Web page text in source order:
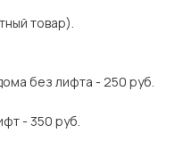
товар).
без лифта - 250 руб.
- 350 руб.